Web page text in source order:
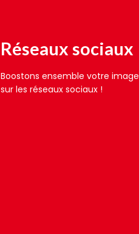
Réseaux sociaux
Boostons ensemble votre image
sur les réseaux sociaux !